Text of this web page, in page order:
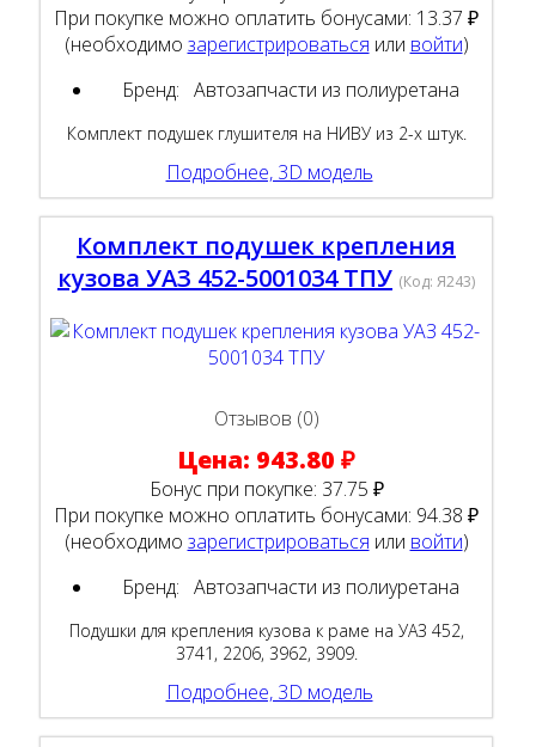
При покупке можно оплатить бонусами: 13.37 ₽
(необходимо зарегистрироваться или войти)
Бренд: Автозапчасти из полиуретана
Комплект подушек глушителя на НИВУ из 2-х штук.
Подробнее, 3D модель
Комплект подушек крепления
кузова УАЗ 452-5001034 ТПУ (Код:Я243)
Отзывов (0)
Цена: 943.80 ₽
Бонус при покупке: 37.75 ₽
При покупке можно оплатить бонусами: 94.38 ₽
(необходимо зарегистрироваться или войти)
Бренд: Автозапчасти из полиуретана
Подушки для крепления кузова к раме на УАЗ 452,
3741, 2206, 3962, 3909.
Подробнее, 3D модель